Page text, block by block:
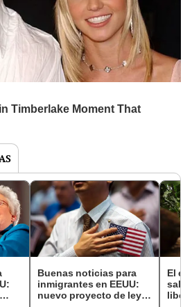
Buenas noticias para
inmigrantes en EEUU:
nuevo proyecto de ley
El
salió